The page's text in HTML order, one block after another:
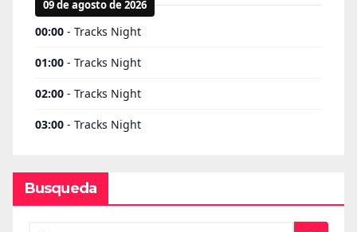
Busqueda